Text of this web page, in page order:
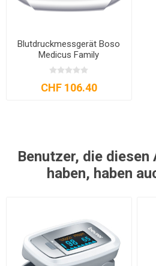
Blutdruckmessgerät Boso
Medicus Family
CHF 106.40
Benutzer, die
haben, haben